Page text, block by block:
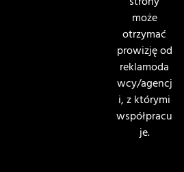
może
otrzymać
prowizję od
reklamoda
wcy/agencj
i, z którymi
współpracu
je.